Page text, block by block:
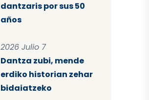
dantzaris por sus 50
años
2026 Julio 7
Dantza zubi, mende
erdiko historian zehar
bidaiatzeko